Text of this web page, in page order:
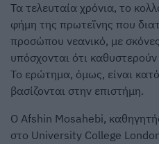
Τα τελευταία χρόνια, το
φήμη της πρωτεΐνης που
προσώπου νεανικό, με
υπόσχονται ότι
Το ερώτημα, όμως, είναι
βασίζονται στην επιστήμη.
Ο Afshin Mosahebi,
στο University College